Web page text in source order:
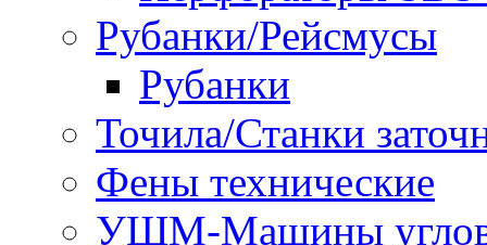
Рубанки/Рейсмусы
Рубанки
Точила/Станки
Фены технические
УШМ-Машины